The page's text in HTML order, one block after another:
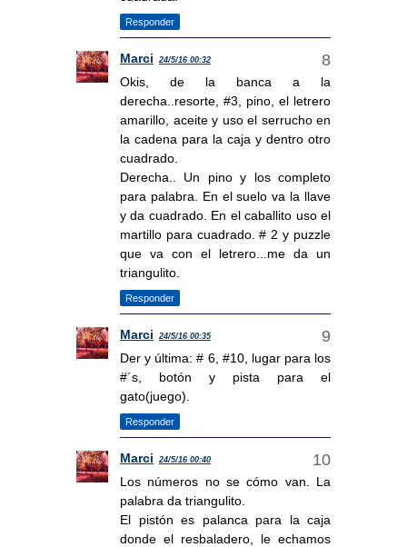
Responder
Marci 24/5/16 00:32
Okis, de la banca a la
derecha..resorte, #3, pino, el letrero
amarillo, aceite y uso el serrucho en
la cadena para la caja y dentro otro
cuadrado.
Derecha.. Un pino y los completo
para palabra. En el suelo va la llave
y da cuadrado. En el caballito uso el
martillo para cuadrado. # 2 y puzzle
que va con el letrero...me da un
triangulito.
Responder
Marci 24/5/16 00:35
Der y última: # 6, #10, lugar para los
#´s, botón y pista para el
gato(juego).
Responder
Marci 24/5/16 00:40
Los números no se cómo van. La
palabra da triangulito.
El pistón es palanca para la caja
donde el resbaladero, le echamos